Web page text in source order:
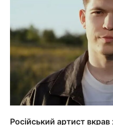
Російський артист вкрав